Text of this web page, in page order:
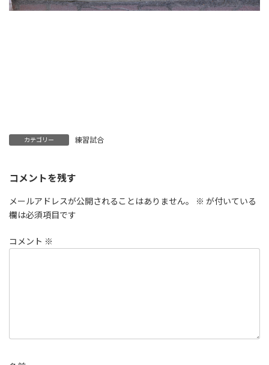
カテゴリー 練習試合
コメントを残す
メールアドレスが公開されることはありません。 ※ が付いている
欄は必須項目です
コメント ※